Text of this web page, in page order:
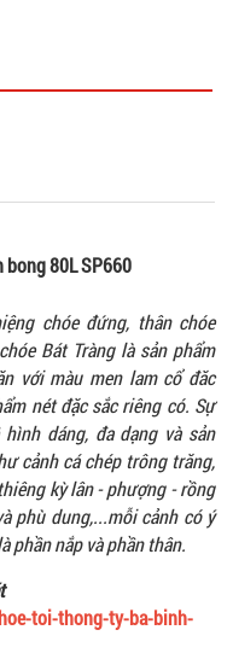
bong 80L SP660
chóe đứng, thân chóe
Bát Tràng là sản phẩm
với màu men lam cổ đăc
nét đặc sắc riêng có. Sự
dáng, đa dạng và sản
cảnh cá chép trông trăng,
kỳ lân - phượng - rồng
phù dung,...mỗi cảnh có ý
phần nắp và phần thân.
toi-thong-ty-ba-binh-